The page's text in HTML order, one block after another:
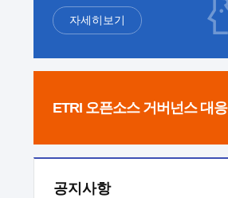
자세히보기
ETRI 오픈소스 거버넌스 대응
공지사항